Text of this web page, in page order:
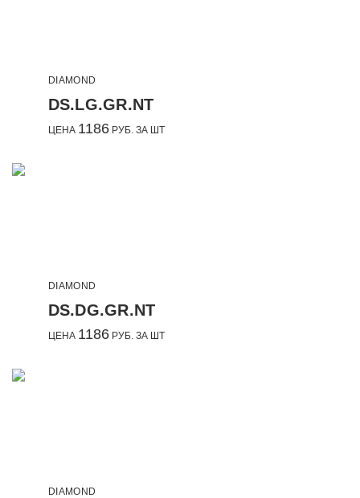
DIAMOND
DS.LG.GR.NT
ЦЕНА 1186РУБ. ЗА ШТ
DIAMOND
DS.DG.GR.NT
ЦЕНА 1186РУБ. ЗА ШТ
DIAMOND